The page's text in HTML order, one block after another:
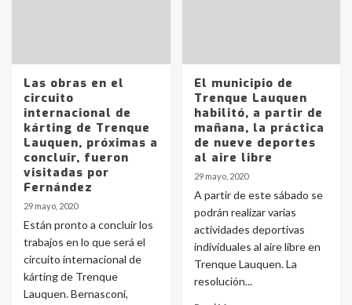
Las obras en el
circuito
internacional de
kárting de Trenque
Lauquen, próximas a
concluir, fueron
visitadas por
Fernández
29 mayo, 2020
Están pronto a concluir los
trabajos en lo que será el
circuito internacional de
kárting de Trenque
Lauquen. Bernasconi,
El municipio de
Trenque Lauquen
habilitó, a partir de
mañana, la práctica
de nueve deportes
al aire libre
29 mayo, 2020
A partir de este sábado se
podrán realizar varias
actividades deportivas
individuales al aire libre en
Trenque Lauquen. La
resolución...